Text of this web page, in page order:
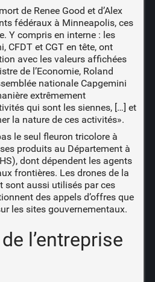
de Renee Good et d’Alex
fédéraux à Minneapolis, ces
Y compris en interne : les
CFDT et CGT en tête, ont
avec les valeurs affichées
de l’Economie, Roland
nationale Capgemini
extrêmement
qui sont les siennes, […] et
la nature de ces activités».
le seul fleuron tricolore à
produits au Département à
dont dépendent les agents
frontières. Les drones de la
sont aussi utilisés par ces
des appels d’offres que
les sites gouvernementaux.
l’entreprise